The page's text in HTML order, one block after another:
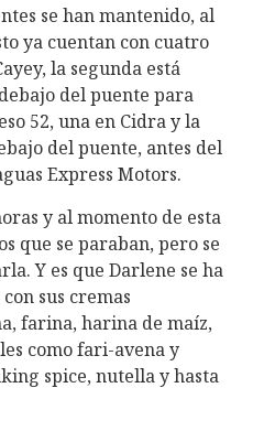
se han mantenido, al
ya cuentan con cuatro
la segunda está
del puente para
52, una en Cidra y la
del puente, antes del
Express Motors.
y al momento de esta
que se paraban, pero se
Y es que Darlene se ha
sus cremas
farina, harina de maíz,
como fari-avena y
spice, nutella y hasta